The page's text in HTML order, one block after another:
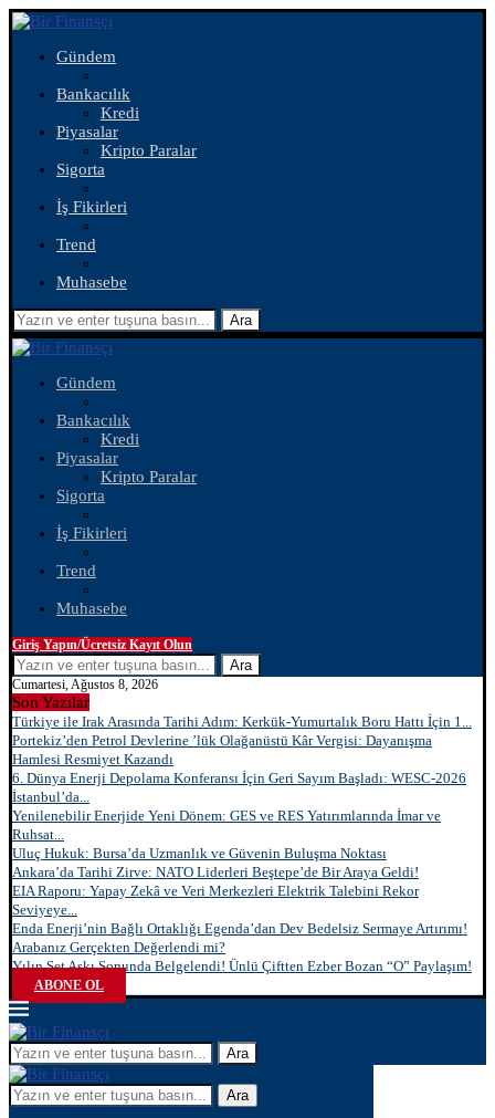
Gündem
Bankacılık
Kredi
Piyasalar
Kripto Paralar
Sigorta
İş Fikirleri
Trend
Muhasebe
Ara
Gündem
Bankacılık
Kredi
Piyasalar
Kripto Paralar
Sigorta
İş Fikirleri
Trend
Muhasebe
Giriş Yapın/Ücretsiz Kayıt Olun
Ara
Cumartesi, Ağustos 8, 2026
Son Yazılar
Türkiye ile Irak Arasında Tarihi Adım: Kerkük-Yumurtalık Boru Hattı İçin 1...
Portekiz’den Petrol Devlerine ’lük Olağanüstü Kâr Vergisi: Dayanışma
Hamlesi Resmiyet Kazandı
6. Dünya Enerji Depolama Konferansı İçin Geri Sayım Başladı: WESC-2026
İstanbul’da...
Yenilenebilir Enerjide Yeni Dönem: GES ve RES Yatırımlarında İmar ve
Ruhsat...
Uluç Hukuk: Bursa’da Uzmanlık ve Güvenin Buluşma Noktası
Ankara’da Tarihi Zirve: NATO Liderleri Beştepe’de Bir Araya Geldi!
EIA Raporu: Yapay Zekâ ve Veri Merkezleri Elektrik Talebini Rekor
Seviyeye...
Enda Enerji’nin Bağlı Ortaklığı Egenda’dan Dev Bedelsiz Sermaye Artırımı!
Arabanız Gerçekten Değerlendi mi?
Yılın Set Aşkı Sonunda Belgelendi! Ünlü Çiftten Ezber Bozan “O” Paylaşım!
ABONE OL
Ara
Ara